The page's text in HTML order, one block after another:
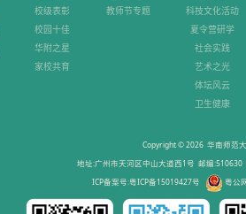
校级表彰
校园十佳
华附之星
家校共育
教师节专题
科技文化活动
夏令营研学
社会实践
艺术之光
体坛风云
卫生健康
Copyright © 2026 华南师范
地址:广州市天河区中山大道西1号 邮编:510630
ICP备案号:粤ICP备15019427号
粤公